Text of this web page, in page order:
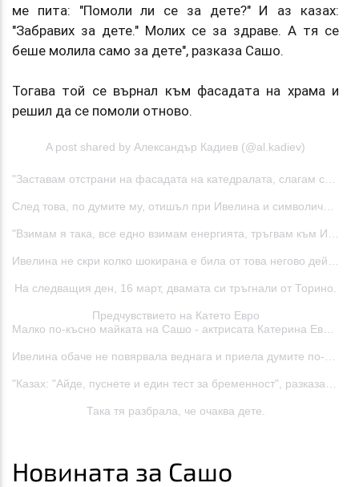
ме пита: "Помоли ли се за дете?" И аз казах:
"Забравих за дете." Молих се за здраве. А тя се
беше молила само за дете", разказа Сашо.
Тогава той се върнал към фасадата на храма и
решил да се помоли отново.
A post shared by Александър Кадиев (@al.kadiev)
След това, по думите му, отишъл при Ивелина и символично пренесъл тази енергия към нея.
"Взимам я така, все едно взимам енергията, тръгвам към Ивчето, която седи отпред. И минавам и слагам ръката на детеродния орган, слагам енергията на Господ. Аз директно набутвам енергията на Господ, смейте се, ама набутвам енергията на Господ, тя влиза в нея, Господ фактически влиза в нея. Да не богохулстваме, но все пак вкарвам енергията наистина. И казвам: "Господи, моля те, дай ни плода." И това беше", разказа Кадиев.
Ивелина не скри колко шокирана е била от това негово действие и тогава му казала веднага да спре да я пипа така, защото се намират пред църква.
На следващия ден, 16 март, двамата си тръгнали от Торино.
Предчувствието на Катето Евро
Малко по-късно майката на Сашо - актрисата Катерина Евро, също дала знак, че според нея нещо се случва. Тя показала на Ивелина снимка на чашата ѝ за кафе, в която пяната имала форма, напомняща ембрион.
Ивелина обаче не повярвала веднага и приела думите по-скоро като любопитно съвпадение. По-късно отишла да си прави изследвания заради липса на витамин D и решила да поиска и тест за бременност.
"Казах: "Айде, пуснете и един тест за бременност", разказа Ивелина.
Така тя разбрала, че очаква дете.
Новината за Сашо